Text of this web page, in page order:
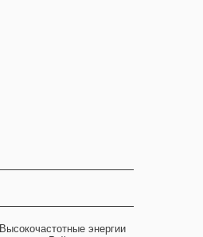
Высокочастотные энергии